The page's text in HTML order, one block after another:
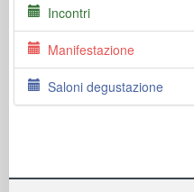
Incontri
Manifestazione
Saloni degustazione